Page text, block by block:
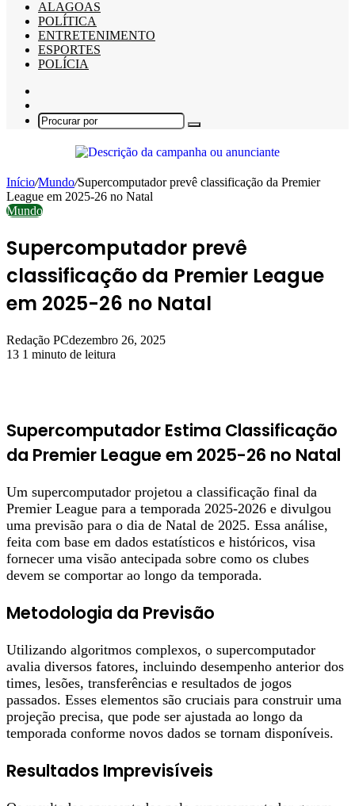
ALAGOAS
POLÍTICA
ENTRETENIMENTO
ESPORTES
POLÍCIA
skin
Procurar
Início/Mundo/Supercomputador prevê classificação da Premier
League em 2025-26 no Natal
Mundo
Supercomputador prevê
classificação da Premier League
em 2025-26 no Natal
Redação PCdezembro 26, 2025
13 1 minuto de leitura
Supercomputador Estima Classificação
da Premier League em 2025-26 no Natal
Um supercomputador projetou a classificação final da
Premier League para a temporada 2025-2026 e divulgou
uma previsão para o dia de Natal de 2025. Essa análise,
feita com base em dados estatísticos e históricos, visa
fornecer uma visão antecipada sobre como os clubes
devem se comportar ao longo da temporada.
Metodologia da Previsão
Utilizando algoritmos complexos, o supercomputador
avalia diversos fatores, incluindo desempenho anterior dos
times, lesões, transferências e resultados de jogos
passados. Esses elementos são cruciais para construir uma
projeção precisa, que pode ser ajustada ao longo da
temporada conforme novos dados se tornam disponíveis.
Resultados Imprevisíveis